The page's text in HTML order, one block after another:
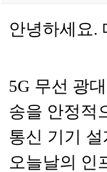
안녕하세요.
5G 무선 광
송을 안정적
통신 기기
오늘날의 인